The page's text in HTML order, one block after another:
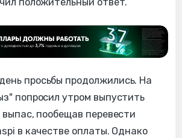
положительный ответ.
просьбы продолжились. На
попросил утром выпустить
выпас, пообещав перевести
в качестве оплаты. Однако